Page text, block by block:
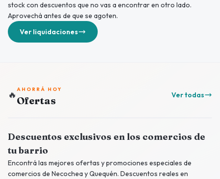
stock con descuentos que no vas a encontrar en otro lado.
Aprovechá antes de que se agoten.
Ver liquidaciones
🔥 AHORRÁ HOY
Ofertas Ver todas
Descuentos exclusivos en los comercios de
tu barrio
Encontrá las mejores ofertas y promociones especiales de
comercios de Necochea y Quequén. Descuentos reales en